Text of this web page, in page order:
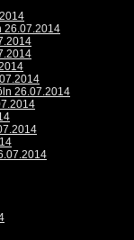
26.07.2014
26.07.2014